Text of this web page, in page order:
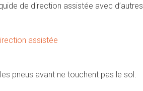
de direction assistée avec d’autres
assistée
pneus avant ne touchent pas le sol.